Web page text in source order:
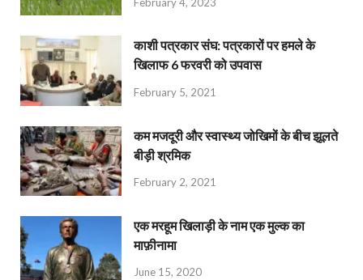
काशी पत्रकार संघ: पत्रकारों पर हमले के
खिलाफ 6 फरवरी को उपवास
February 5, 2021
कम मजदूरी और स्वास्थ्य जोखिमों के बीच झूलते
बीड़ी श्रमिक
February 2, 2021
एक मरहूम खिलाड़ी के नाम एक मुल्क का
माफ़ीनामा
June 15, 2020